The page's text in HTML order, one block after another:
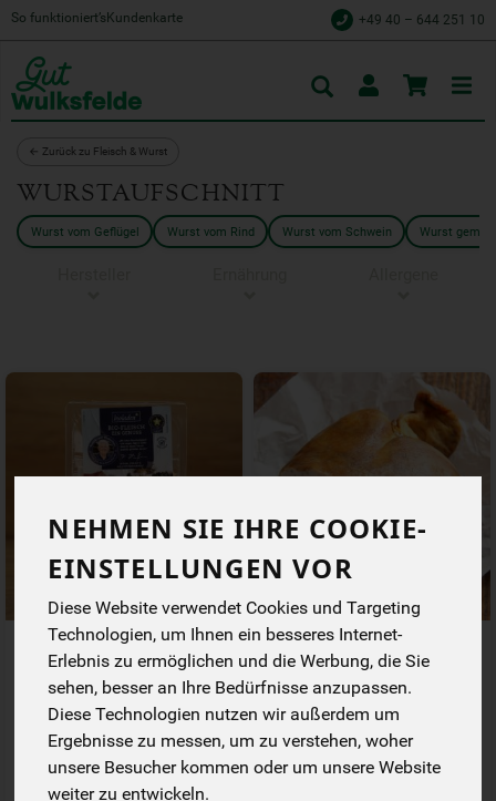
NEHMEN SIE IHRE COOKIE-
EINSTELLUNGEN VOR
Diese Website verwendet Cookies und Targeting
Technologien, um Ihnen ein besseres Internet-
Erlebnis zu ermöglichen und die Werbung, die Sie
sehen, besser an Ihre Bedürfnisse anzupassen.
Diese Technologien nutzen wir außerdem um
Ergebnisse zu messen, um zu verstehen, woher
unsere Besucher kommen oder um unsere Website
weiter zu entwickeln.
So funktioniert’s Kundenkarte +49 40 – 644 251 10
← Zurück zu Fleisch & Wurst
WURSTAUFSCHNITT
Wurst vom Geflügel Wurst vom Rind Wurst vom Schwein Wurst
Bauern-Kochschinken 80 g
3,99 € / 80 g
1 * 80 g (49,88 € / kg)
Bauernschmaus Wulksfelde
26,90 €/ kg
1 * kg (26,90 € / kg)
Toggle
cart